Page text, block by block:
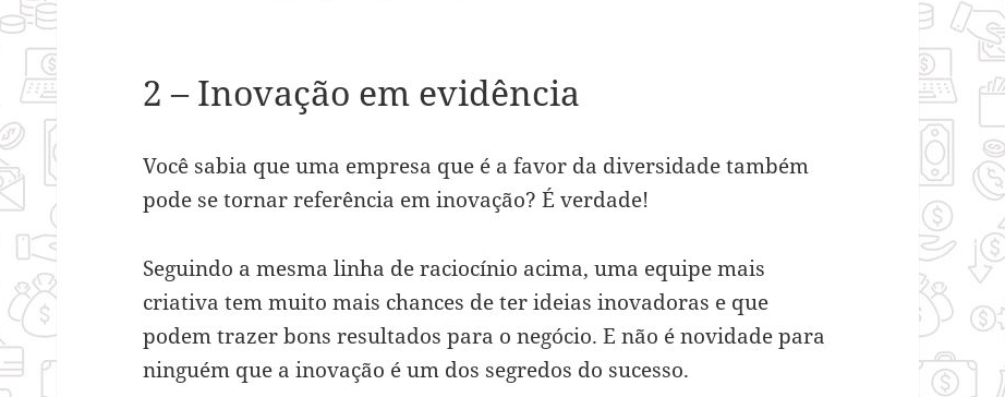
2 – Inovação em evidência
Você sabia que uma empresa que é a favor da diversidade também
pode se tornar referência em inovação? É verdade!
Seguindo a mesma linha de raciocínio acima, uma equipe mais
criativa tem muito mais chances de ter ideias inovadoras e que
podem trazer bons resultados para o negócio. E não é novidade para
ninguém que a inovação é um dos segredos do sucesso.